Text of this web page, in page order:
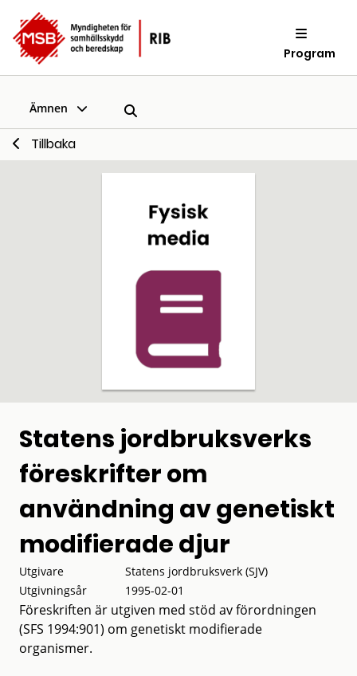
Program
Ämnen
Tillbaka
Statens jordbruksverks
föreskrifter om
användning av genetiskt
modifierade djur
Utgivare
Statens jordbruksverk (SJV)
Utgivningsår
1995-02-01
Föreskriften är utgiven med stöd av förordningen
(SFS 1994:901) om genetiskt modifierade
organismer.